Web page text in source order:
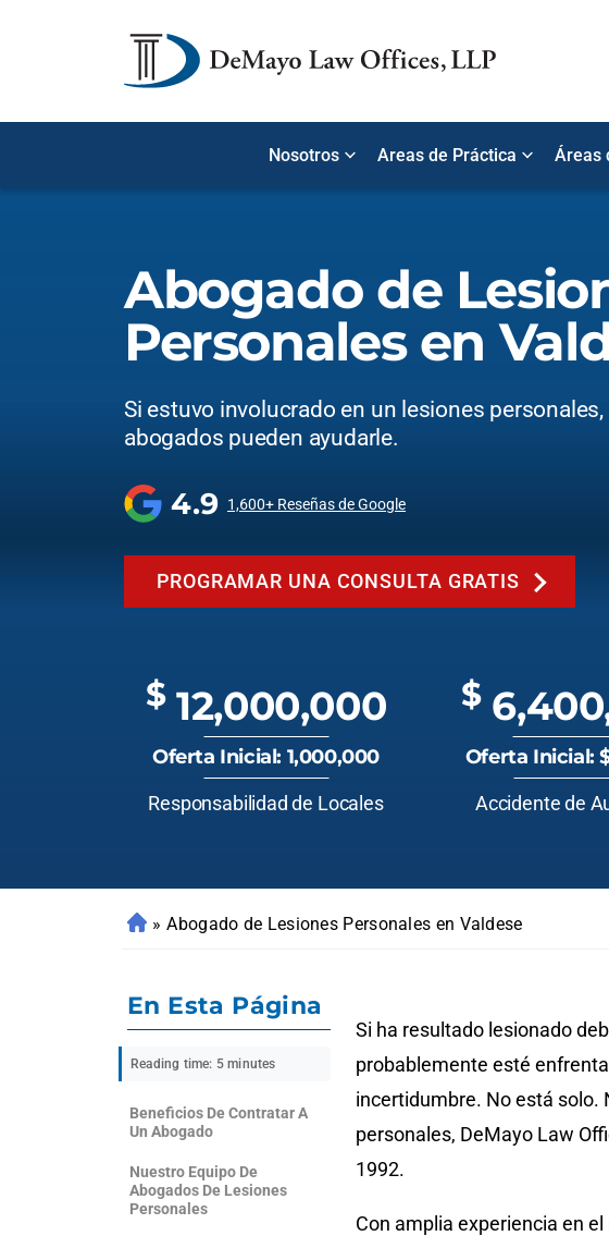
Nosotros Areas de Práctica Áreas
Abogado de
Personales en
Si estuvo involucrado en un lesiones
abogados pueden ayudarle.
4.9 1,600+ Reseñas de Google
PROGRAMAR UNA CONSULTA GRATIS
$12,000,000
Oferta Inicial: 1,000,000
Responsabilidad de Locales
$
Oferta Inicial:
Accidente de
» Abogado de Lesiones Personales en Valdese
En Esta Página
Reading time: 5 minutes
Beneficios De Contratar A
Un Abogado
Nuestro Equipo De
Abogados De Lesiones
Personales
Si ha resultado lesionado
probablemente esté
incertidumbre. No está solo.
personales, DeMayo Law
1992.
Con amplia experiencia en